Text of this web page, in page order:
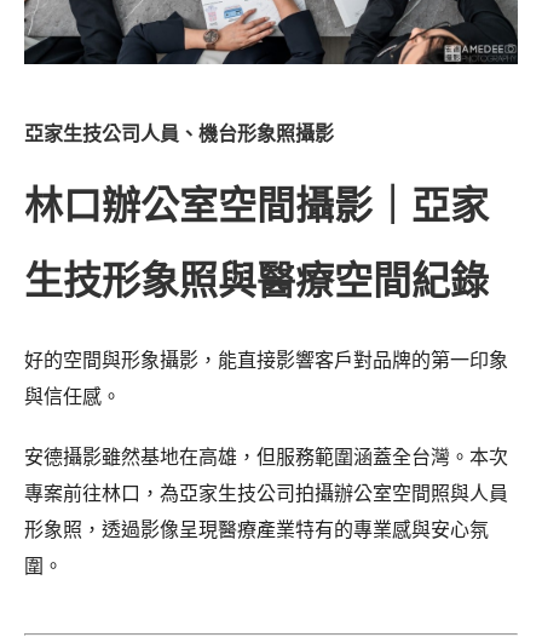
亞家生技公司人員、機台形象照攝影
林口辦公室空間攝影｜亞家
生技形象照與醫療空間紀錄
好的空間與形象攝影，能直接影響客戶對品牌的第一印象
與信任感。
安德攝影雖然基地在高雄，但服務範圍涵蓋全台灣。本次
專案前往林口，為亞家生技公司拍攝辦公室空間照與人員
形象照，透過影像呈現醫療產業特有的專業感與安心氛
圍。